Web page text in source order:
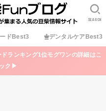
ドBest3 デンタルケアBest3
SEARCH
ランキング1位モグワンの詳細はこ
ク▶